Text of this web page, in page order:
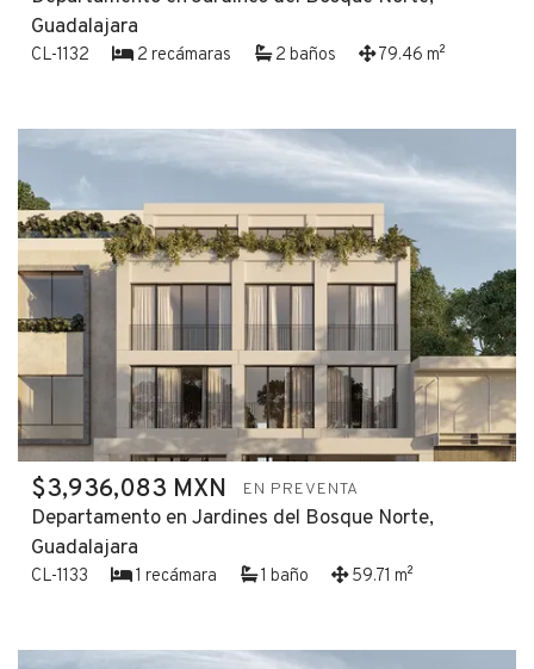
Guadalajara
CL-1132 2 recámaras 2 baños 79.46 m²
$3,936,083 MXN EN PREVENTA
Departamento en Jardines del Bosque Norte,
Guadalajara
CL-1133 1 recámara 1 baño 59.71 m²